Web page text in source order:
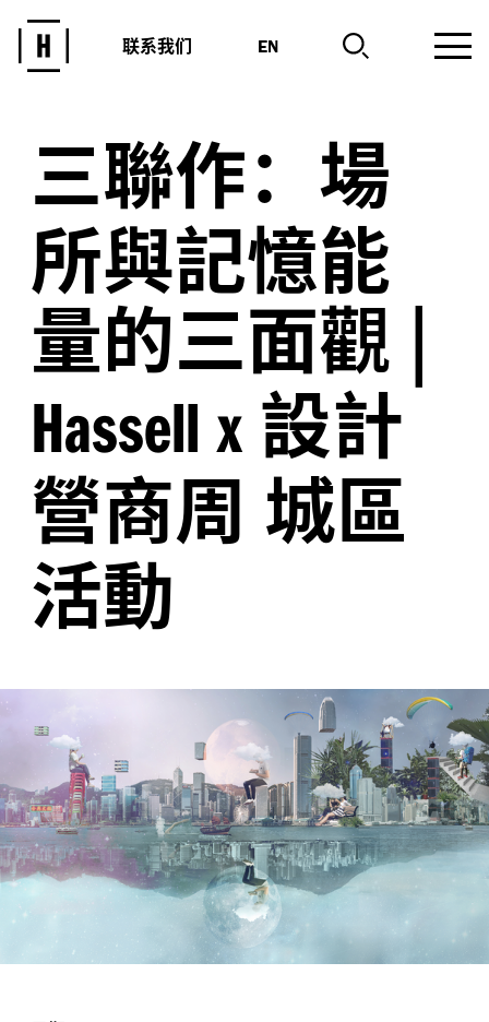
联系我们 EN
三聯作：場
所與記憶能
量的三面觀 |
Hassell x 設計
營商周 城區
活動